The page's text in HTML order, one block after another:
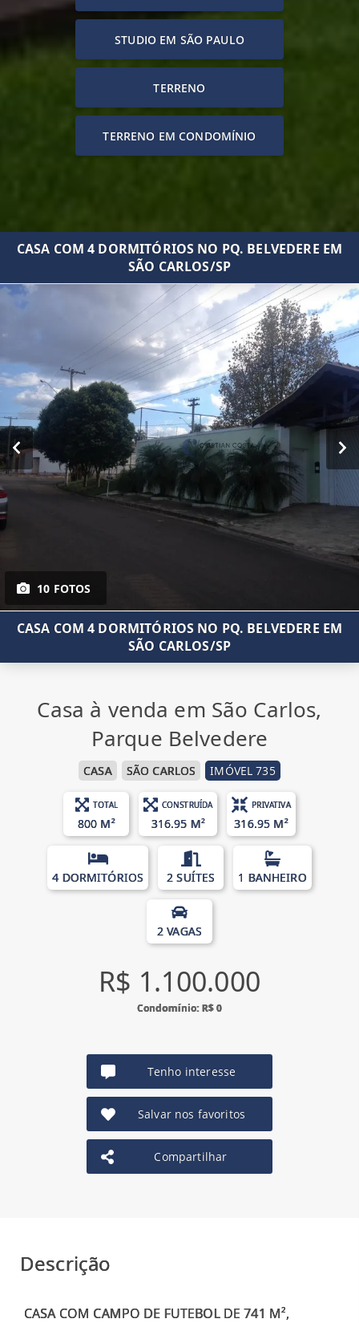
STUDIO EM SÃO PAULO
TERRENO
TERRENO EM CONDOMÍNIO
CASA COM 4 DORMITÓRIOS NO PQ. BELVEDERE EM
SÃO CARLOS/SP
10 FOTOS
CASA COM 4 DORMITÓRIOS NO PQ. BELVEDERE EM
SÃO CARLOS/SP
Casa à venda em São Carlos,
Parque Belvedere
CASA SÃO CARLOS IMÓVEL 735
TOTAL
800 M²
CONSTRUÍDA
316.95 M²
PRIVATIVA
316.95 M²
4 DORMITÓRIOS 2 SUÍTES 1 BANHEIRO
2 VAGAS
R$ 1.100.000
Condomínio: R$ 0
Tenho interesse
Salvar nos favoritos
Compartilhar
Descrição
CASA COM CAMPO DE FUTEBOL DE 741 M²,